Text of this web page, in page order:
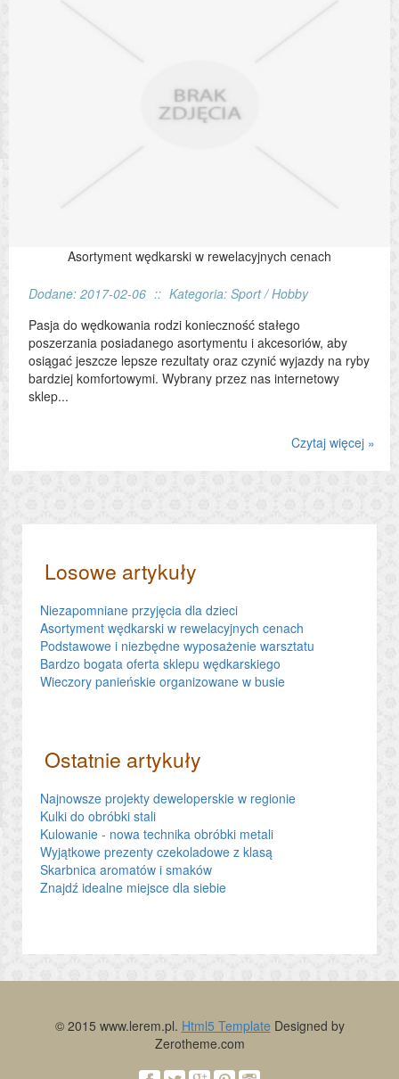
Asortyment wędkarski w rewelacyjnych cenach
Dodane: 2017-02-06 :: Kategoria: Sport / Hobby
Pasja do wędkowania rodzi konieczność stałego
poszerzania posiadanego asortymentu i akcesoriów, aby
osiągać jeszcze lepsze rezultaty oraz czynić wyjazdy na ryby
bardziej komfortowymi. Wybrany przez nas internetowy
sklep...
Czytaj więcej »
Losowe artykuły
Niezapomniane przyjęcia dla dzieci
Asortyment wędkarski w rewelacyjnych cenach
Podstawowe i niezbędne wyposażenie warsztatu
Bardzo bogata oferta sklepu wędkarskiego
Wieczory panieńskie organizowane w busie
Ostatnie artykuły
Najnowsze projekty deweloperskie w regionie
Kulki do obróbki stali
Kulowanie - nowa technika obróbki metali
Wyjątkowe prezenty czekoladowe z klasą
Skarbnica aromatów i smaków
Znajdź idealne miejsce dla siebie
© 2015 www.lerem.pl. Html5 Template Designed by
Zerotheme.com